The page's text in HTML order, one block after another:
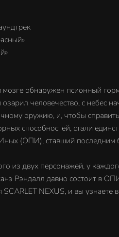
обнаружен псионный
человечество, с
оружию, и, чтобы
способностей, стали
(ОПИ), ставший последним
из двух персонажей, у
Рэндалл давно состоит в
SCARLET NEXUS, и вы